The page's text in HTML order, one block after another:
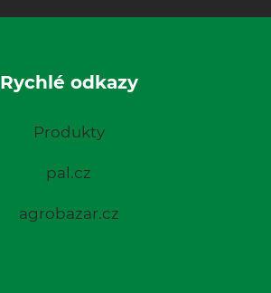
Rychlé odkazy
Produkty
pal.cz
agrobazar.cz